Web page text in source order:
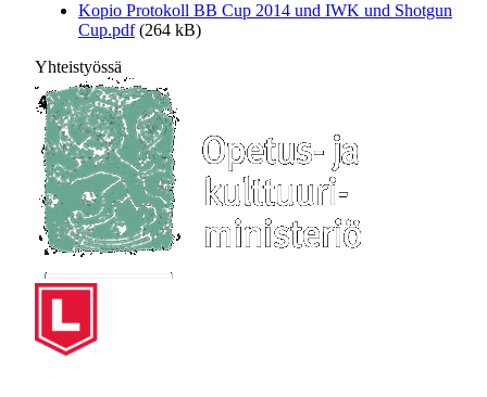
Kopio Protokoll BB Cup 2014 und IWK und Shotgun
Cup.pdf (264 kB)
Yhteistyössä